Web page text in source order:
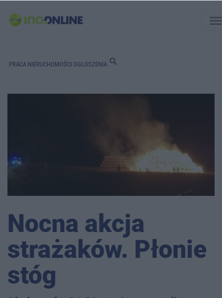
PRACA NIERUCHOMOŚCI OGŁOSZENIA search
Nocna akcja
strażaków. Płonie
stóg